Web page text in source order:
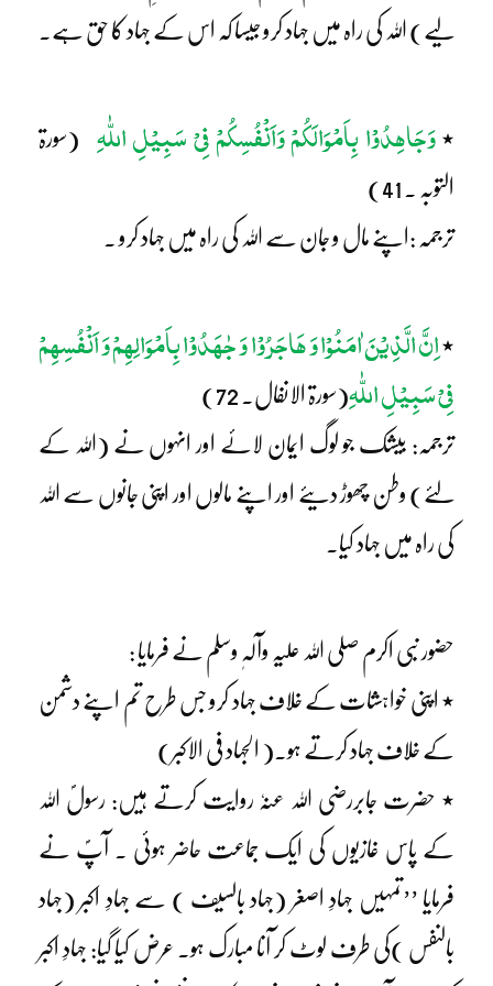
لیے) اللہ کی راہ میں جہاد کرو جیسا کہ اس کے جہاد کا حق ہے۔
٭وَجَاھِدُوْا بِاَمْوَالَکُمْ وَاَنْفُسِکُمْ فِیْ سَبِیْلِ اللّٰہِ (سورۃ
التوبہ ۔ 41)
ترجمہ :اپنے مال و جان سے اللہ کی راہ میں جہاد کرو ۔
٭اِنَّ الَّذِیْنَ اٰمَنُوْا وَ ہَاجَرُوْا وَ جٰہَدُوْا بِاَمْوَالِہِمْ وَ اَنْفُسِہِمْ
فِیْ سَبِیْلِ اللّٰہِ(سورۃ الانفال۔ 72)
ترجمہ: بیشک جو لوگ ایمان لائے اور انہوں نے (اللہ کے
لئے) وطن چھوڑ دیئے اور اپنے مالوں اور اپنی جانوں سے اللہ
کی راہ میں جہاد کیا۔
حضور نبی اکرم صلی اللہ علیہ وآلہٖ وسلم نے فرمایا :
٭ اپنی خواہشات کے خلاف جہاد کرو جس طرح تم اپنے دشمن
کے خلاف جہاد کرتے ہو۔( الجہاد فی الاکبر)
٭ حضرت جابررضی اللہ عنہٗ روایت کرتے ہیں: رسولؐ اللہ
کے پاس غازیوں کی ایک جماعت حاضر ہوئی ۔ آپؐ نے
فرمایا ’’تمہیں جہادِ اصغر (جہاد بالسیف ) سے جہادِ اکبر (جہاد
بالنفس )کی طرف لوٹ کر آنا مبارک ہو۔ عرض کیا گیا: جہادِ اکبر